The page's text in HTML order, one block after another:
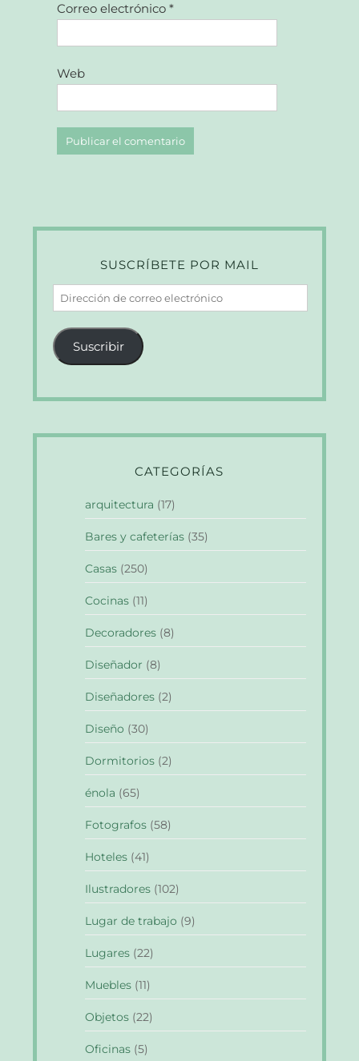
Correo electrónico*
Web
SUSCRÍBETE POR MAIL
Dirección
de
correo
electrónico
Suscribir
CATEGORÍAS
arquitectura (17)
Bares y cafeterías (35)
Casas (250)
Cocinas (11)
Decoradores (8)
Diseñador (8)
Diseñadores (2)
Diseño (30)
Dormitorios (2)
énola (65)
Fotografos (58)
Hoteles (41)
Ilustradores (102)
Lugar de trabajo (9)
Lugares (22)
Muebles (11)
Objetos (22)
Oficinas (5)